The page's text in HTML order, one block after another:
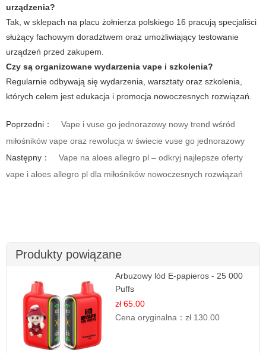
urządzenia?
Tak, w sklepach na placu żołnierza polskiego 16 pracują specjaliści
służący fachowym doradztwem oraz umożliwiający testowanie
urządzeń przed zakupem.
Czy są organizowane wydarzenia vape i szkolenia?
Regularnie odbywają się wydarzenia, warsztaty oraz szkolenia,
których celem jest edukacja i promocja nowoczesnych rozwiązań.
Poprzedni：
Vape i vuse go jednorazowy nowy trend wśród
miłośników vape oraz rewolucja w świecie vuse go jednorazowy
Następny：
Vape na aloes allegro pl – odkryj najlepsze oferty
vape i aloes allegro pl dla miłośników nowoczesnych rozwiązań
Produkty powiązane
Arbuzowy lód E-papieros - 25 000
Puffs
zł 65.00
Cena oryginalna：zł 130.00